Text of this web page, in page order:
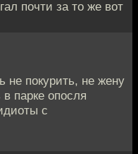
почти за то же вот
не покурить, не жену
парке опосля
с